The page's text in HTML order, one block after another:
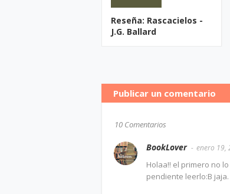
Reseña: Rascacielos -
J.G. Ballard
Publicar un comentario
10 Comentarios
BookLover enero 19,
Holaa!! el primero no
pendiente leerlo:B jaja.